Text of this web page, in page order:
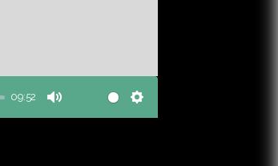
09:52
Mute Settings